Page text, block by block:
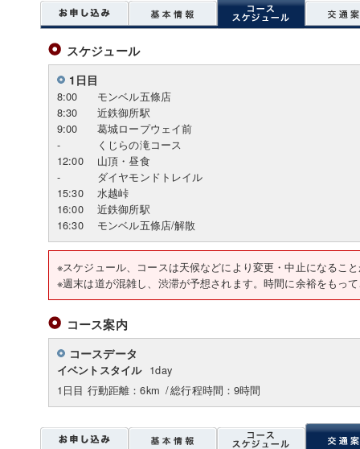
スケジュール
1日目
8:00
モンベル五條店
8:30
近鉄御所駅
9:00
葛城ロープウェイ前
-
くじらの滝コース
12:00
山頂・昼食
-
ダイヤモンドトレイル
15:30
水越峠
16:00
近鉄御所駅
16:30
モンベル五條店/解散
※スケジュール、コースは天候などにより変更・中止になるこ
※週末は道が混雑し、渋滞が予想されます。時間に余裕をもっ
コース案内
コースデータ
イベントスタイル 1day
1日目 行動距離：6km /総行程時間：9時間